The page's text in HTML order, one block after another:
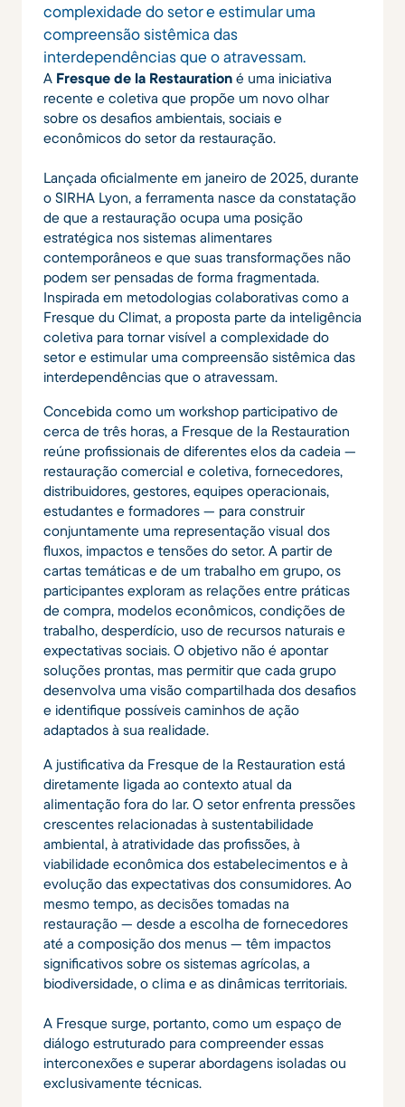
complexidade do setor e estimular uma
compreensão sistêmica das
interdependências que o atravessam.
A Fresque de la Restauration é uma iniciativa
recente e coletiva que propõe um novo olhar
sobre os desafios ambientais, sociais e
econômicos do setor da restauração.
Lançada oficialmente em janeiro de 2025, durante
o SIRHA Lyon, a ferramenta nasce da constatação
de que a restauração ocupa uma posição
estratégica nos sistemas alimentares
contemporâneos e que suas transformações não
podem ser pensadas de forma fragmentada.
Inspirada em metodologias colaborativas como a
Fresque du Climat, a proposta parte da inteligência
coletiva para tornar visível a complexidade do
setor e estimular uma compreensão sistêmica das
interdependências que o atravessam.
Concebida como um workshop participativo de
cerca de três horas, a Fresque de la Restauration
reúne profissionais de diferentes elos da cadeia —
restauração comercial e coletiva, fornecedores,
distribuidores, gestores, equipes operacionais,
estudantes e formadores — para construir
conjuntamente uma representação visual dos
fluxos, impactos e tensões do setor. A partir de
cartas temáticas e de um trabalho em grupo, os
participantes exploram as relações entre práticas
de compra, modelos econômicos, condições de
trabalho, desperdício, uso de recursos naturais e
expectativas sociais. O objetivo não é apontar
soluções prontas, mas permitir que cada grupo
desenvolva uma visão compartilhada dos desafios
e identifique possíveis caminhos de ação
adaptados à sua realidade.
A justificativa da Fresque de la Restauration está
diretamente ligada ao contexto atual da
alimentação fora do lar. O setor enfrenta pressões
crescentes relacionadas à sustentabilidade
ambiental, à atratividade das profissões, à
viabilidade econômica dos estabelecimentos e à
evolução das expectativas dos consumidores. Ao
mesmo tempo, as decisões tomadas na
restauração — desde a escolha de fornecedores
até a composição dos menus — têm impactos
significativos sobre os sistemas agrícolas, a
biodiversidade, o clima e as dinâmicas territoriais.
A Fresque surge, portanto, como um espaço de
diálogo estruturado para compreender essas
interconexões e superar abordagens isoladas ou
exclusivamente técnicas.